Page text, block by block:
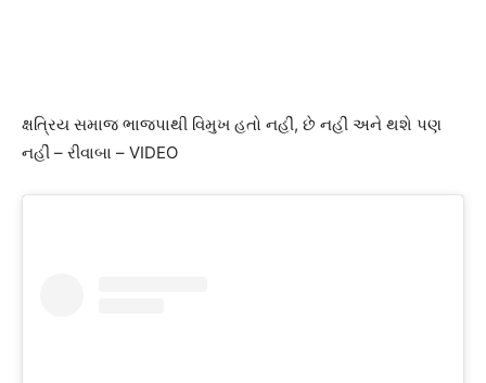
ક્ષત્રિય સમાજ ભાજપાથી વિમુખ હતો નહીં, છે નહીં અને થશે પણ
નહીં – રીવાબા – VIDEO